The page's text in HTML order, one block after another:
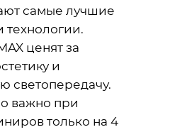
самые лучшие
технологии.
ценят за
и
светопередачу.
важно при
только на 4